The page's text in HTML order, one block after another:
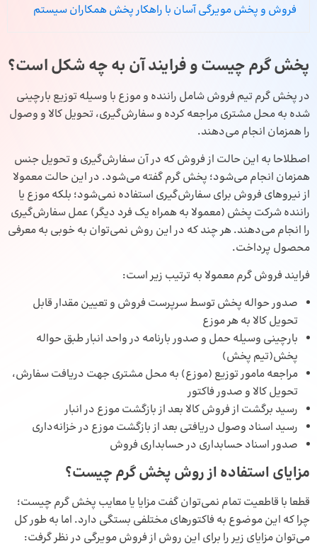
فروش و پخش مویرگی آسان با راهکار پخش همکاران سیستم
پخش گرم چیست و فرایند آن به چه شکل است؟
در پخش گرم تیم فروش شامل راننده و موزع با وسیله توزیع بارچینی
شده به محل مشتری مراجعه کرده و سفارش‌گیری، تحویل کالا و وصول
را همزمان انجام می‌دهند.
اصطلاحا به این حالت از فروش که در آن سفارش‌گیری و تحویل جنس
همزمان انجام می‌شود؛ پخش گرم گفته می‌شود. در این حالت معمولا
از نیروهای فروش برای سفارش‌گیری استفاده نمی‌شود؛ بلکه موزع یا
راننده شرکت پخش (معمولا به همراه یک فرد دیگر) عمل سفارش‌گیری
را انجام می‌دهند. هر چند که در این روش نمی‌توان به خوبی به معرفی
محصول پرداخت.
فرایند فروش گرم معمولا به ترتیب زیر است:
صدور حواله پخش توسط سرپرست فروش و تعیین مقدار قابل
تحویل کالا به هر موزع
بارچینی وسیله حمل و صدور بارنامه در واحد انبار طبق حواله
پخش(تیم پخش)
مراجعه مامور توزیع (موزع) به محل مشتری جهت دریافت سفارش،
تحویل کالا و صدور فاکتور
رسید برگشت از فروش کالا بعد از بازگشت موزع در انبار
رسید اسناد وصول دریافتی بعد از بازگشت موزع در خزانه‌داری
صدور اسناد حسابداری در حسابداری فروش
مزایای استفاده از روش پخش گرم چیست؟
قطعا با قاطعیت تمام نمی‌توان گفت مزایا یا معایب پخش گرم چیست؛
چرا که این موضوع به فاکتورهای مختلفی بستگی دارد. اما به طور کل
می‌توان مزایای زیر را برای این روش ازفروش مویرگی در نظر گرفت: